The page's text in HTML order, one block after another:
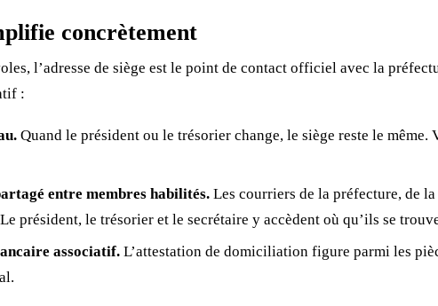
concrètement
l’adresse de siège est le point de contact officiel avec la
:
Quand le président ou le trésorier change, le siège reste le
entre membres habilités.Les courriers de la préfecture, de la
président, le trésorier et le secrétaire y accèdent où qu’ils se
associatif.L’attestation de domiciliation figure parmi les